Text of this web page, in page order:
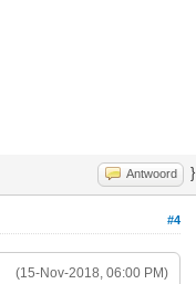
Antwoord }
#4
(15-Nov-2018, 06:00 PM)